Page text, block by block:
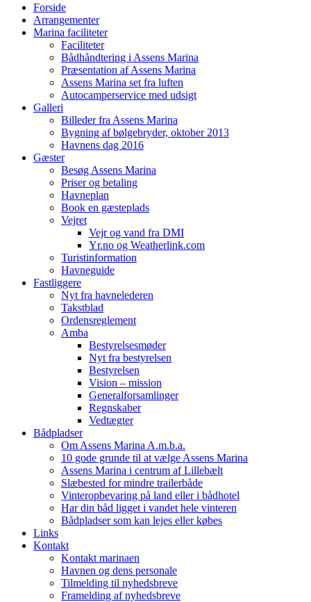
Forside
Arrangementer
Marina faciliteter
Faciliteter
Bådhåndtering i Assens Marina
Præsentation af Assens Marina
Assens Marina set fra luften
Autocamperservice med udsigt
Galleri
Billeder fra Assens Marina
Bygning af bølgebryder, oktober 2013
Havnens dag 2016
Gæster
Besøg Assens Marina
Priser og betaling
Havneplan
Book en gæsteplads
Vejret
Vejr og vand fra DMI
Yr.no og Weatherlink.com
Turistinformation
Havneguide
Fastliggere
Nyt fra havnelederen
Takstblad
Ordensreglement
Amba
Bestyrelsesmøder
Nyt fra bestyrelsen
Bestyrelsen
Vision – mission
Generalforsamlinger
Regnskaber
Vedtægter
Bådpladser
Om Assens Marina A.m.b.a.
10 gode grunde til at vælge Assens Marina
Assens Marina i centrum af Lillebælt
Slæbested for mindre trailerbåde
Vinteropbevaring på land eller i bådhotel
Har din båd ligget i vandet hele vinteren
Bådpladser som kan lejes eller købes
Links
Kontakt
Kontakt marinaen
Havnen og dens personale
Tilmelding til nyhedsbreve
Framelding af nyhedsbreve